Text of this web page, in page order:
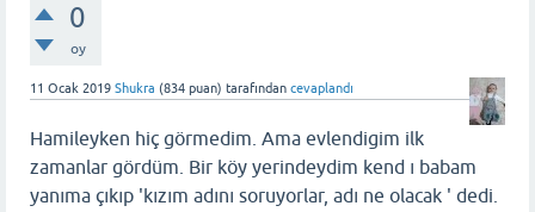
0
oy
11 Ocak 2019 Shukra (834 puan) tarafından cevaplandı
Hamileyken hiç görmedim. Ama evlendigim ilk
zamanlar gördüm. Bir köy yerindeydim kend ı babam
yanıma çıkıp 'kızım adını soruyorlar, adı ne olacak ' dedi.